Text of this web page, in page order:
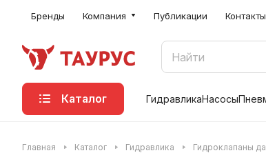
Бренды Компания Публикации Контакты
Каталог ГидравликаНасосы
Главная Каталог Гидравлика Гидроклапаны